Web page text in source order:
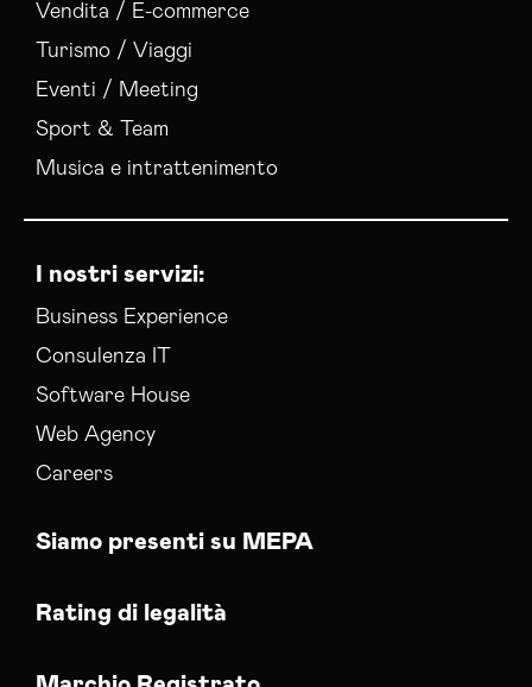
Vendita / E-commerce
Turismo / Viaggi
Eventi / Meeting
Sport & Team
Musica e intrattenimento
I nostri servizi:
Business Experience
Consulenza IT
Software House
Web Agency
Careers
Siamo presenti su MEPA
Rating di legalità